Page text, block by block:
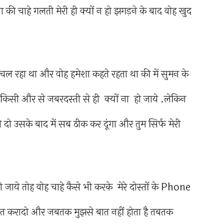
चाहे गलती मेरी ही क्यों न हो झगड़ने के बाद वोह खुद
रहा था और वोह हमेशा कहते रहता था की में सुमन के
किसी और से जबरदस्ती से ही क्यों ना हो जाये .लेकिन
उसके बाद में सब ठीक कर दूंगा और तुम सिर्फ मेरी
तोह वोह चाहे कैसे भी करके मेरे दोस्तों के Phone
करादो और जबतक मुझसे बात नहीं होता है तबतक